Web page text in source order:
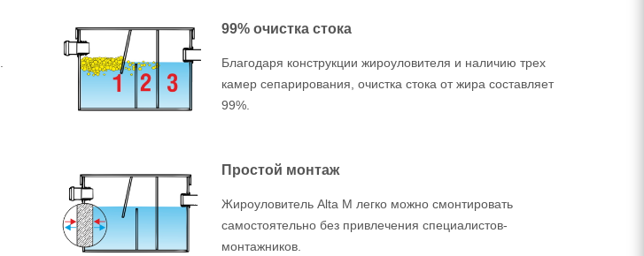
99% очистка стока
Благодаря конструкции жироуловителя и наличию трех
камер сепарирования, очистка стока от жира составляет
99%.
Простой монтаж
Жироуловитель Alta M легко можно смонтировать
самостоятельно без привлечения специалистов-
монтажников.